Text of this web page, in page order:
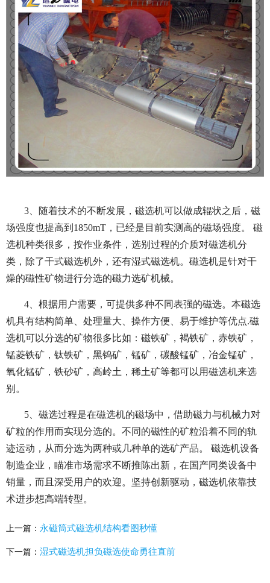
3、随着技术的不断发展，磁选机可以做成辊状之后，磁
场强度也提高到1850mT，已经是目前实测高的磁场强度。 磁
选机种类很多，按作业条件，选别过程的介质对磁选机分
类，除了干式磁选机外，还有湿式磁选机。磁选机是针对干
燥的磁性矿物进行分选的磁力选矿机械。
4、根据用户需要，可提供多种不同表强的磁选。本磁选
机具有结构简单、处理量大、操作方便、易于维护等优点.磁
选机可以分选的矿物很多比如：磁铁矿，褐铁矿，赤铁矿，
锰菱铁矿，钛铁矿，黑钨矿，锰矿，碳酸锰矿，冶金锰矿，
氧化锰矿，铁砂矿，高岭土，稀土矿等都可以用磁选机来选
别。
5、磁选过程是在磁选机的磁场中，借助磁力与机械力对
矿粒的作用而实现分选的。不同的磁性的矿粒沿着不同的轨
迹运动，从而分选为两种或几种单的选矿产品。 磁选机设备
制造企业，瞄准市场需求不断推陈出新，在国产同类设备中
销量，而且深受用户的欢迎。坚持创新驱动，磁选机依靠技
术进步想高端转型。
上一篇： 永磁筒式磁选机结构看图秒懂
下一篇： 湿式磁选机担负磁选使命勇往直前